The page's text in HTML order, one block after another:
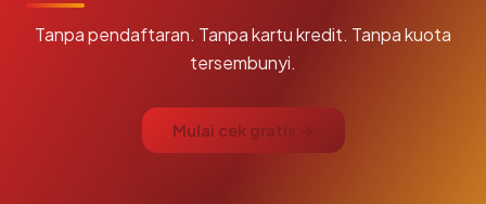
Tanpa pendaftaran. Tanpa kartu kredit. Tanpa kuota
tersembunyi.
Mulai cek gratis →